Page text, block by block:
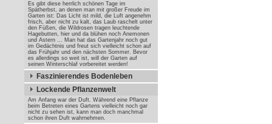
Es gibt diese herrlich schönen Tage im
Spätherbst, an denen man mit großer Freude im
Garten ist: Das Licht ist mild, die Luft angenehm
frisch, aber nicht zu kalt, das Laub raschelt unter
den Füßen, die Wildrosen tragen leuchtende
Hagebutten, hier und da blühen noch Anemonen
und Astern ... Man hat das Gartenjahr noch gut
im Gedächtnis und freut sich vielleicht schon auf
das Frühjahr und den nächsten Sommer. Bevor
es allerdings so weit ist, will der Garten auf
seinen Winterschlaf vorbereitet werden!
Faszinierendes Bodenleben
Lockende Pflanzenwelt
Am Anfang war der Duft. Während eine Pflanze
beim Betreten eines Gartens vielleicht noch gar
nicht zu sehen ist, kann man doch manchmal
schon ihren Duft wahrnehmen.